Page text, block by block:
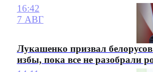
16:42
7 АВГ
Лукашенко призвал
избы, пока все не разобрали